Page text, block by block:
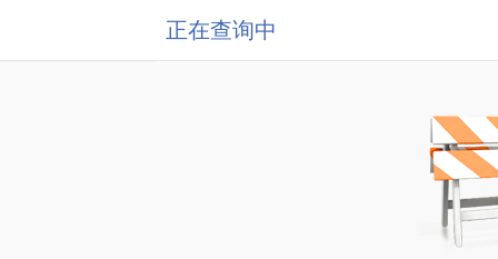
正在查询中